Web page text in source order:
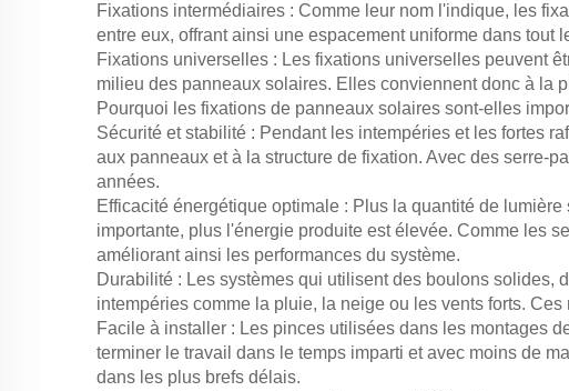
Fixations intermédiaires : Comme leur nom l'indique, les
entre eux, offrant ainsi une espacement uniforme dans tout
Fixations universelles : Les fixations universelles peuvent
milieu des panneaux solaires. Elles conviennent donc à la
Pourquoi les fixations de panneaux solaires sont-elles
Sécurité et stabilité : Pendant les intempéries et les fortes
aux panneaux et à la structure de fixation. Avec des serre-
années.
Efficacité énergétique optimale : Plus la quantité de
importante, plus l'énergie produite est élevée. Comme les
améliorant ainsi les performances du système.
Durabilité : Les systèmes qui utilisent des boulons
intempéries comme la pluie, la neige ou les vents forts.
Facile à installer : Les pinces utilisées dans les montages
terminer le travail dans le temps imparti et avec moins de
dans les plus brefs délais.